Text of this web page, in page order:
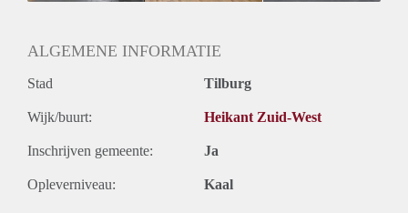
ALGEMENE INFORMATIE
Stad Tilburg
Wijk/buurt: Heikant Zuid-West
Inschrijven gemeente: Ja
Opleverniveau: Kaal